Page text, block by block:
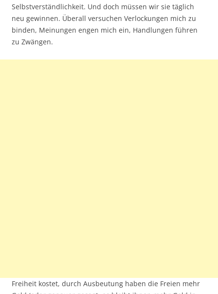
Selbstverständlichkeit. Und doch müssen wir sie täglich
neu gewinnen. Überall versuchen Verlockungen mich zu
binden, Meinungen engen mich ein, Handlungen führen
zu Zwängen.
Freiheit kostet, durch Ausbeutung haben die Freien mehr